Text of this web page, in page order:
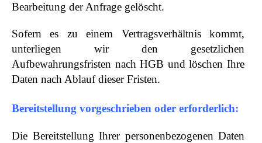
Bearbeitung der Anfrage gelöscht.
Sofern es zu einem Vertragsverhältnis kommt,
unterliegen wir den gesetzlichen
Aufbewahrungsfristen nach HGB und löschen Ihre
Daten nach Ablauf dieser Fristen.
Bereitstellung vorgeschrieben oder erforderlich:
Die Bereitstellung Ihrer personenbezogenen Daten